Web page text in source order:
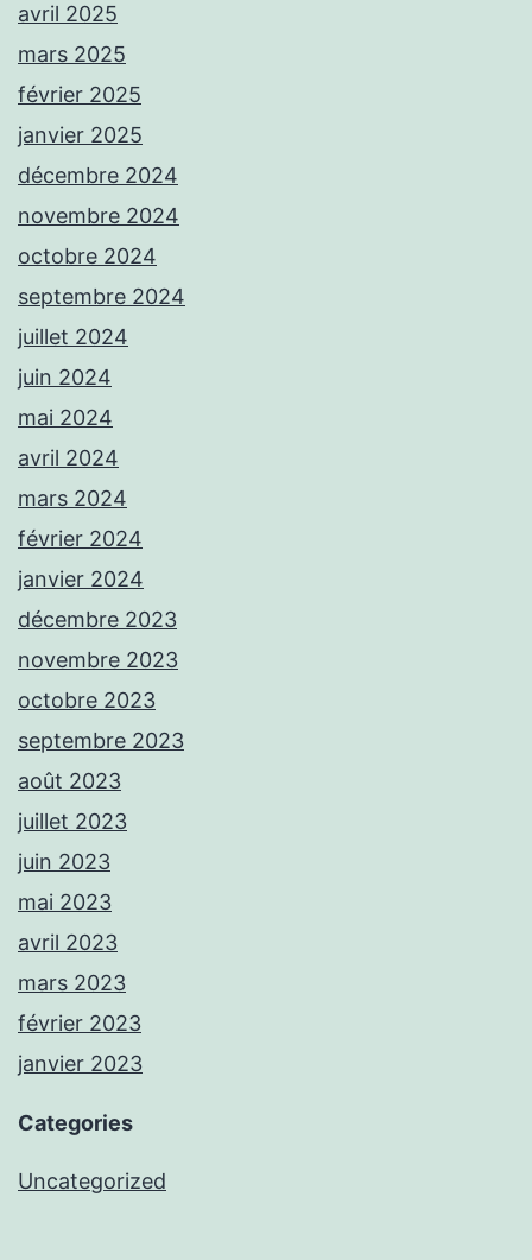
avril 2025
mars 2025
février 2025
janvier 2025
décembre 2024
novembre 2024
octobre 2024
septembre 2024
juillet 2024
juin 2024
mai 2024
avril 2024
mars 2024
février 2024
janvier 2024
décembre 2023
novembre 2023
octobre 2023
septembre 2023
août 2023
juillet 2023
juin 2023
mai 2023
avril 2023
mars 2023
février 2023
janvier 2023
Categories
Uncategorized